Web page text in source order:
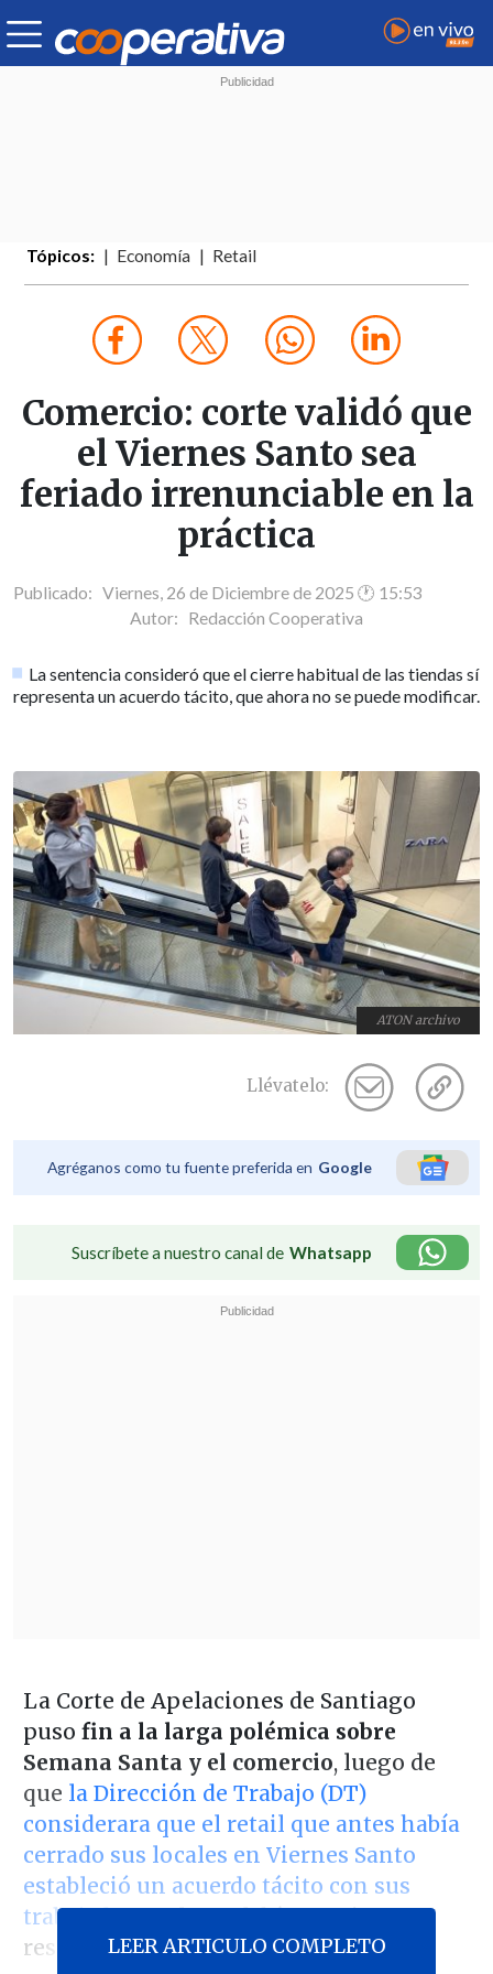
Tópicos: Economía Retail
Comercio: corte validó que
el Viernes Santo sea
feriado irrenunciable en la
práctica
Publicado: Viernes, 26 de Diciembre de 2025 🕐 15:53
Autor: Redacción Cooperativa
La sentencia consideró que el cierre habitual de las tiendas sí
representa un acuerdo tácito, que ahora no se puede modificar.
ATON archivo
Llévatelo:
Agréganos como tu fuente preferida en Google
Suscríbete a nuestro canal de Whatsapp
La Corte de Apelaciones de Santiago
puso fin a la larga polémica sobre
Semana Santa y el comercio, luego de
que la Dirección de Trabajo (DT)
considerara que el retail que antes había
cerrado sus locales en Viernes Santo
estableció un acuerdo tácito con sus
trabajadores, el que debía seguir
respetándose.LEER ARTICULO COMPLETO